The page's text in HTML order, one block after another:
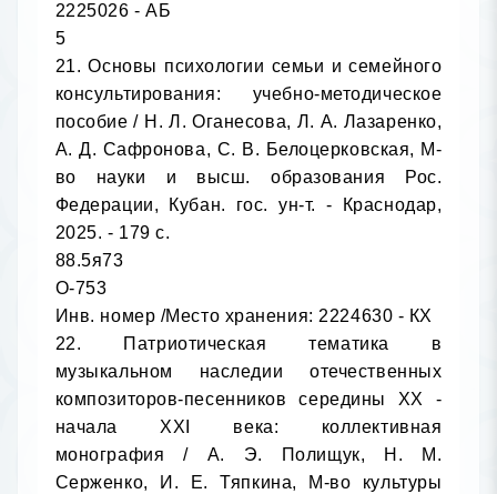
2225026 - АБ
5
21. Основы психологии семьи и семейного
консультирования: учебно-методическое
пособие / Н. Л. Оганесова, Л. А. Лазаренко,
А. Д. Сафронова, С. В. Белоцерковская, М-
во науки и высш. образования Рос.
Федерации, Кубан. гос. ун-т. - Краснодар,
2025. - 179 с.
88.5я73
О-753
Инв. номер /Место хранения: 2224630 - КХ
22. Патриотическая тематика в
музыкальном наследии отечественных
композиторов-песенников середины XX -
начала XXI века: коллективная
монография / А. Э. Полищук, Н. М.
Серженко, И. Е. Тяпкина, М-во культуры